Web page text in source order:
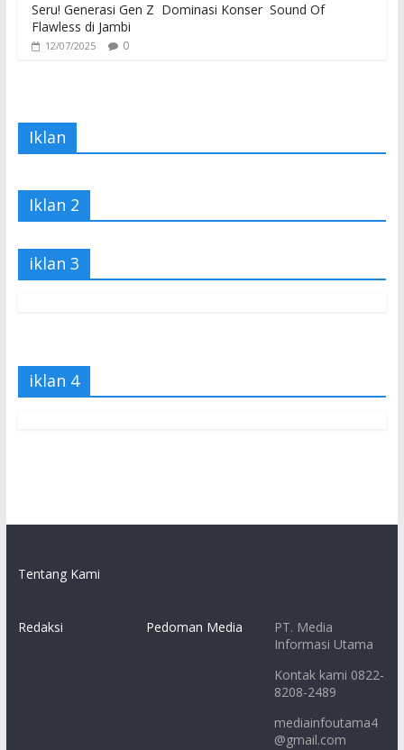
Seru! Generasi Gen Z Dominasi Konser Sound Of
Flawless di Jambi
12/07/2025 0
Iklan
Iklan 2
iklan 3
iklan 4
Tentang Kami
Redaksi Pedoman Media
PT. Media
Informasi Utama
Kontak kami 0822-
8208-2489
mediainfoutama4
@gmail.com